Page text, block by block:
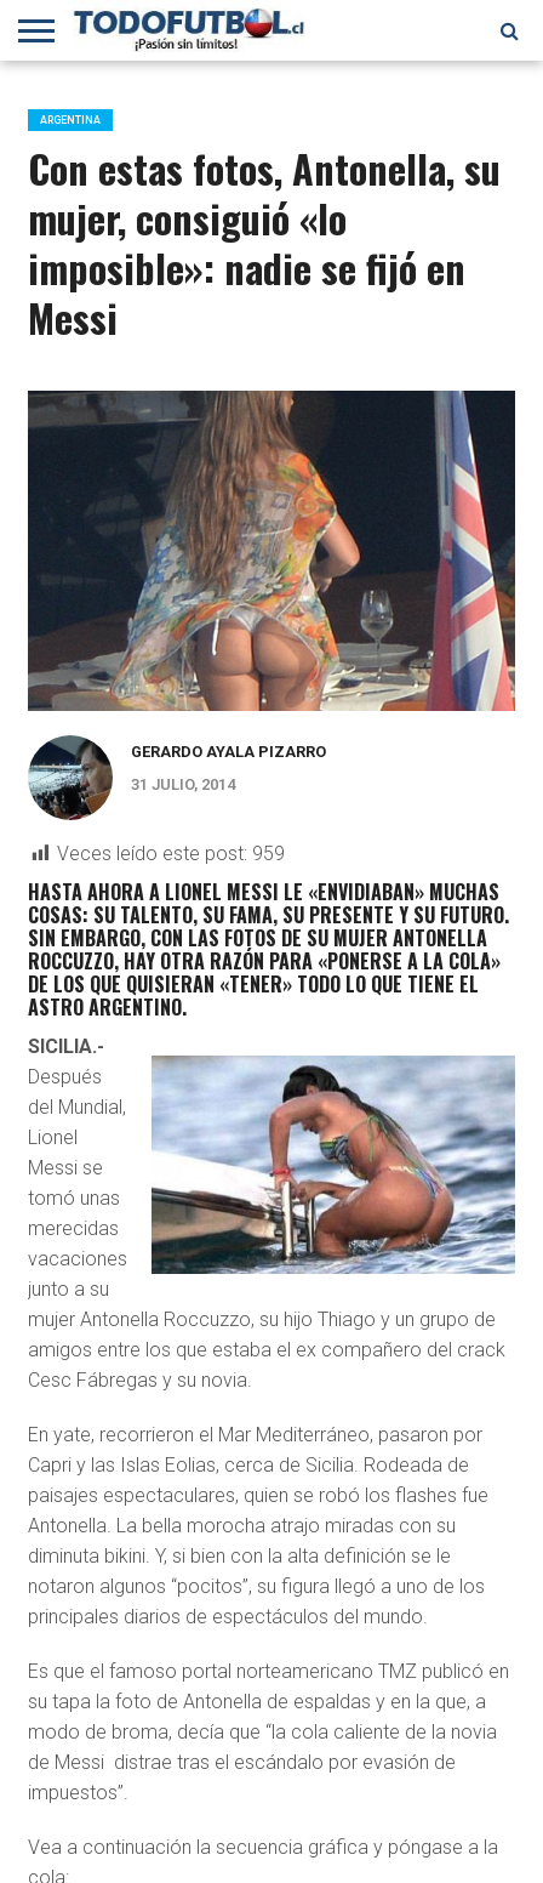
PRIMERA
B
SELECCIÓN
CHILENA
CHILENOS
EN EL
MUNDO
FÚTBOL
INTERNACIONAL
ARGENTINA
Con estas fotos, Antonella, su
mujer, consiguió «lo
imposible»: nadie se fijó en
Messi
GERARDO AYALA PIZARRO
31 JULIO, 2014
Veces leído este post: 959
HASTA AHORA A LIONEL MESSI LE «ENVIDIABAN» MUCHAS
COSAS: SU TALENTO, SU FAMA, SU PRESENTE Y SU FUTURO.
SIN EMBARGO, CON LAS FOTOS DE SU MUJER ANTONELLA
ROCCUZZO, HAY OTRA RAZÓN PARA «PONERSE A LA COLA»
DE LOS QUE QUISIERAN «TENER» TODO LO QUE TIENE EL
ASTRO ARGENTINO.
SICILIA.-
Después
del Mundial,
Lionel
Messi se
tomó unas
merecidas
vacaciones
junto a su
mujer Antonella Roccuzzo, su hijo Thiago y un grupo de
amigos entre los que estaba el ex compañero del crack
Cesc Fábregas y su novia.
En yate, recorrieron el Mar Mediterráneo, pasaron por
Capri y las Islas Eolias, cerca de Sicilia. Rodeada de
paisajes espectaculares, quien se robó los flashes fue
Antonella. La bella morocha atrajo miradas con su
diminuta bikini. Y, si bien con la alta definición se le
notaron algunos “pocitos”, su figura llegó a uno de los
principales diarios de espectáculos del mundo.
Es que el famoso portal norteamericano TMZ publicó en
su tapa la foto de Antonella de espaldas y en la que, a
modo de broma, decía que “la cola caliente de la novia
de Messi distrae tras el escándalo por evasión de
impuestos”.
Vea a continuación la secuencia gráfica y póngase a la
cola: